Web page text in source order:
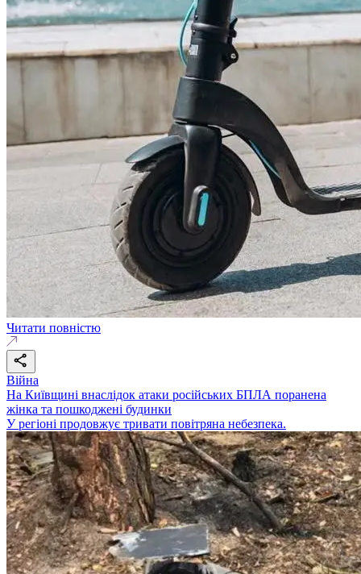
Читати повністю
Війна
На Київщині внаслідок атаки російських БПЛА поранена
жінка та пошкоджені будинки
У регіоні продовжує тривати повітряна небезпека.